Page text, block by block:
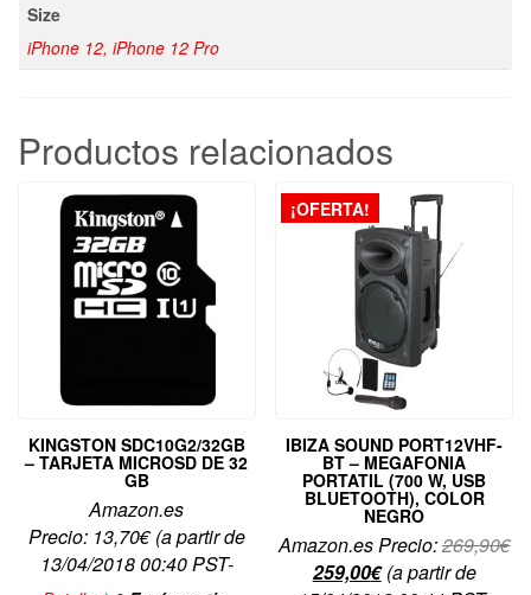
Size
iPhone 12, iPhone 12 Pro
Productos relacionados
KINGSTON SDC10G2/32GB
– TARJETA MICROSD DE 32
GB
Amazon.es
Precio: 13,70€(a partir de
13/04/2018 00:40 PST-
¡OFERTA!
IBIZA SOUND PORT12VHF-
BT – MEGAFONIA
PORTATIL (700 W, USB
BLUETOOTH), COLOR
NEGRO
Amazon.es Precio:269,90€El
259,00€El
(a partir de